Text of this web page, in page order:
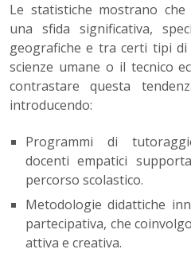
Le statistiche mostrano
una sfida significativa,
geografiche e tra certi tipi
scienze umane o il tecnico
contrastare questa
introducendo:
Programmi di
docenti empatici
percorso scolastico.
Metodologie didattiche
partecipativa, che
attiva e creativa.